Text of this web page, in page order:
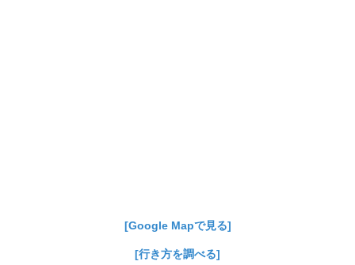
[Google Mapで見る]
[行き方を調べる]